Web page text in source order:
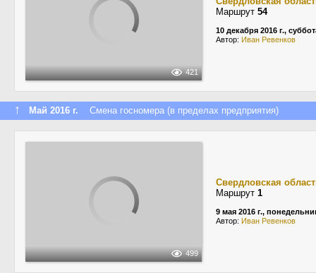
421
Маршрут 54
10 декабря 2016 г.,
Автор: Иван Ревенков
↑ Май 2016 г. Смена госномера (в пределах предприятия)
499
Свердловская
Маршрут 1
9 мая 2016 г.,
Автор: Иван Ревенков